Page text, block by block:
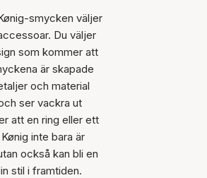
smycken väljer
Du väljer
som kommer att
är skapade
och material
ser vackra ut
att en ring eller ett
inte bara är
också kan bli en
stil i framtiden.